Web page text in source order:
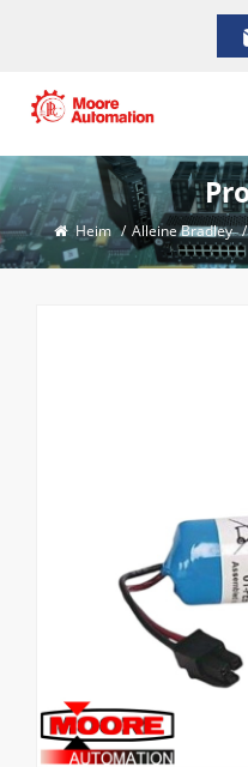
Heim / Alleine Bradley /